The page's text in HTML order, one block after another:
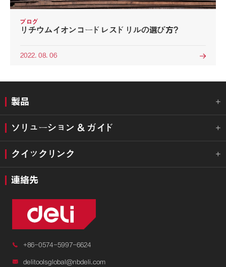
ブログ
リチウムイオンコードレスドリルの選び方?
2022. 08. 06 
製品 
ソリューション & ガイド 
クイックリンク 
連絡先
 +86-0574-5997-6624
 delitoolsglobal@nbdeli.com